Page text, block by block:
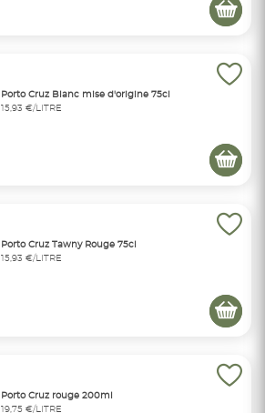
Porto Cruz Blanc mise d'origine 75cl
15,93 €/LITRE
Porto Cruz Tawny Rouge 75cl
15,93 €/LITRE
Porto Cruz rouge 200ml
19,75 €/LITRE